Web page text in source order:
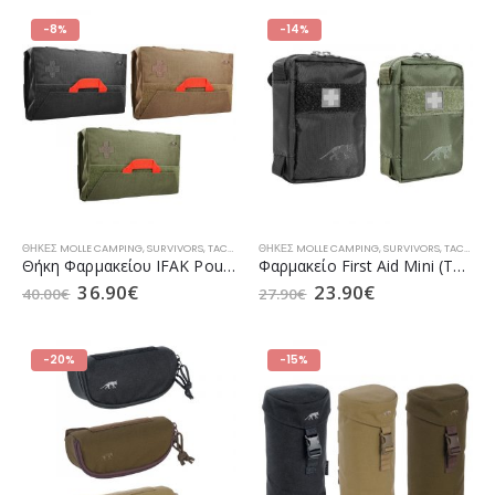
-8%
ΘΉΚΕΣ MOLLE CAMPING,SURVIVORS,TACTICAL ΑΞΕΣΟΥΆΡ ,ΕΠΙΧΕΙΡΗΣΙΑΚΌΣ ΕΞΟΠΛΙΣΜΌΣ
Θήκη Φαρμακείου IFAK Pouch (ΤΤ 7951) της Tasmanian Tiger (σε 3 Χρώματα)
40.00€ 36.90€
-14%
ΘΉΚΕΣ MOLLE CAMPING,SURVIVORS,TACTICAL ΑΞΕΣΟΥΆΡ
Φαρμακείο First Aid Mini (TT 7301) της Tasmanian Tiger (σε 2 Χρώματα)
27.90€ 23.90€
-20% -15%